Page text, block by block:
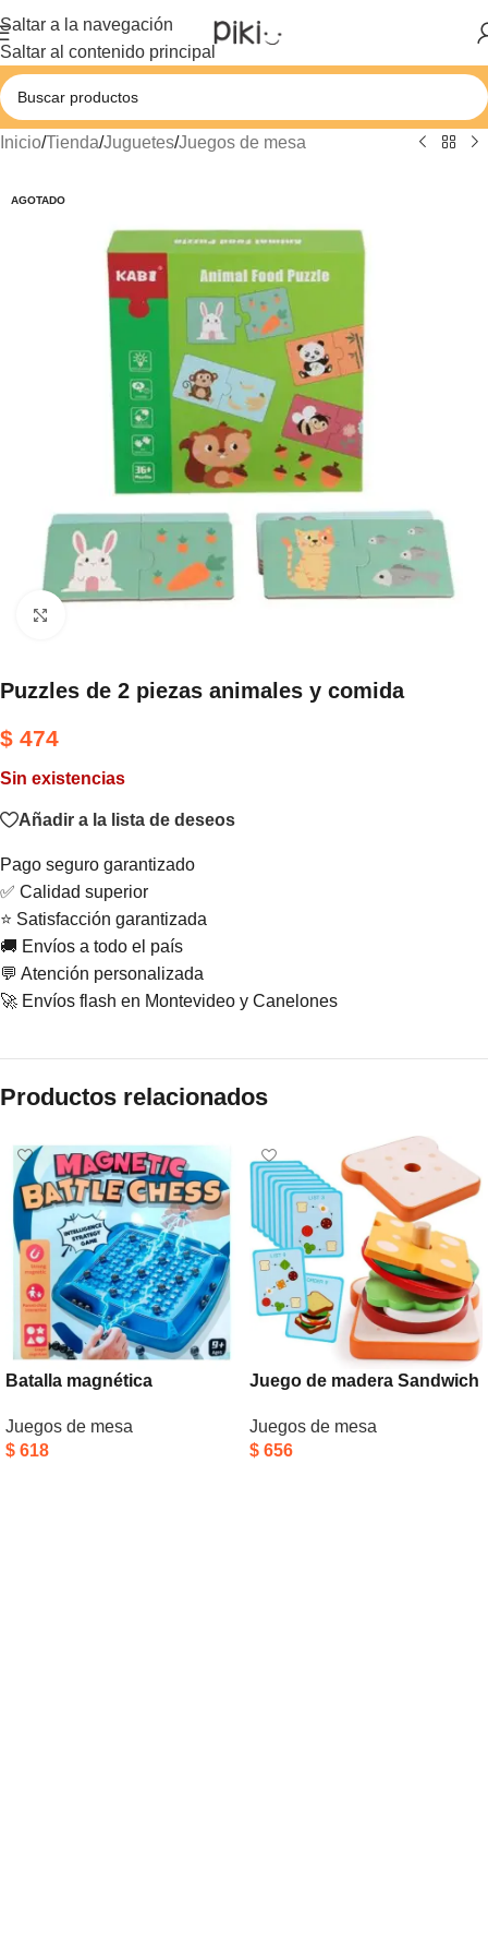
Saltar a la navegación
Saltar al contenido principal
Inicio/Tienda/Juguetes/Juegos de mesa
AGOTADO
Puzzles de 2 piezas animales y comida
$ 474
Sin existencias
Añadir a la lista de deseos
Pago seguro garantizado
✅ Calidad superior
⭐ Satisfacción garantizada
🚚 Envíos a todo el país
💬 Atención personalizada
🚀 Envíos flash en Montevideo y Canelones
Productos relacionados
Batalla magnética
Juegos de mesa
$ 618
Juego de madera Sandwich
Juegos de mesa
$ 656